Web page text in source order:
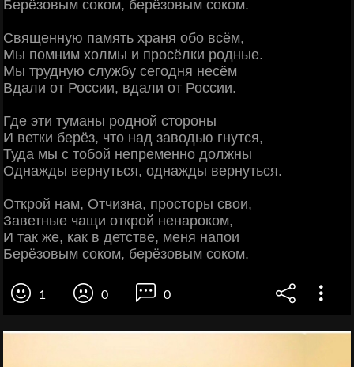
Берёзовым соком, берёзовым соком.
Священную память храня обо всём,
Мы помним холмы и просёлки родные.
Мы трудную службу сегодня несём
Вдали от России, вдали от России.
Где эти туманы родной стороны
И ветки берёз, что над заводью гнутся,
Туда мы с тобой непременно должны
Однажды вернуться, однажды вернуться.
Открой нам, Отчизна, просторы свои,
Заветные чащи открой ненароком,
И так же, как в детстве, меня напои
Берёзовым соком, берёзовым соком.
1 0 0